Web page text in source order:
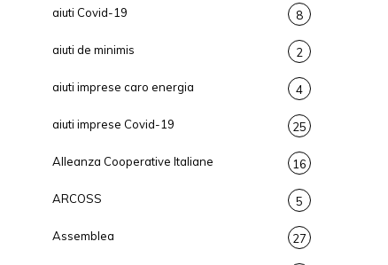
aiuti Covid-19 8
aiuti de minimis 2
aiuti imprese caro energia 4
aiuti imprese Covid-19 25
Alleanza Cooperative Italiane 16
ARCOSS 5
Assemblea 27